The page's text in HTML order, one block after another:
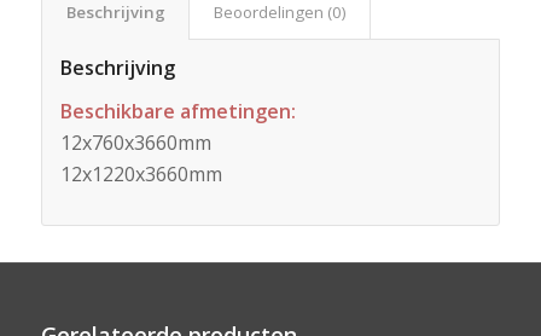
Beschrijving Beoordelingen (0)
Beschrijving
Beschikbare afmetingen:
12x760x3660mm
12x1220x3660mm